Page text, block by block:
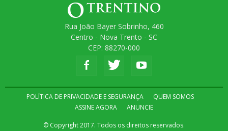
Rua João Bayer Sobrinho, 460
Centro - Nova Trento - SC
CEP: 88270-000
POLÍTICA DE PRIVACIDADE E SEGURANÇA
QUEM SOMOS
ASSINE AGORA
ANUNCIE
© Copyright 2017. Todos os direitos reservados.